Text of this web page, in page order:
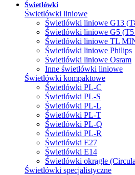
Świetlówki
Świetlówki liniowe
Świetlówki liniowe G13
Świetlówki liniowe G5
Świetlówki liniowe TL
Świetlówki liniowe Philips
Świetlówki liniowe Osram
Inne świetlówki liniowe
Świetlówki kompaktowe
Świetlówki PL-C
Świetlówki PL-S
Świetlówki PL-L
Świetlówki PL-T
Świetlówki PL-Q
Świetlówki PL-R
Świetlówki E27
Świetlówki E14
Świetlówki okrągłe
Świetlówki specjalistyczne